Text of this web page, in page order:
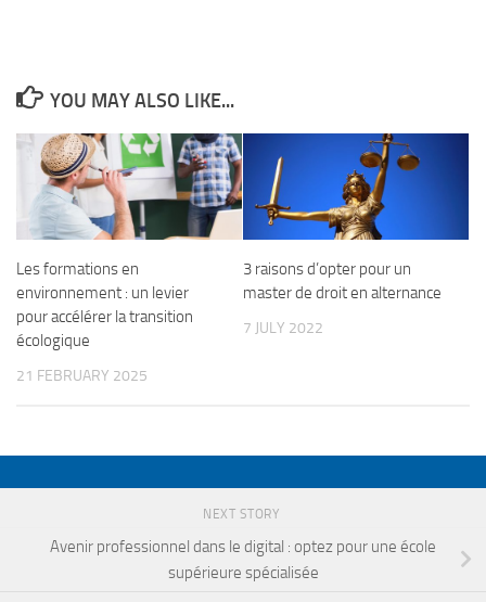
YOU MAY ALSO LIKE...
Les formations en
environnement : un levier
pour accélérer la transition
écologique
21 FEBRUARY 2025
3 raisons d’opter pour un
master de droit en alternance
7 JULY 2022
NEXT STORY
Avenir professionnel dans le digital : optez pour une école
supérieure spécialisée